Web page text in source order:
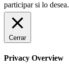
participar si lo desea.
Cerrar
Privacy Overview